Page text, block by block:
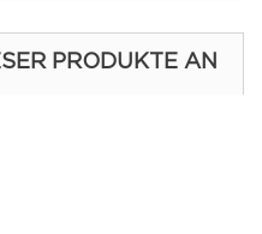
PRODUKTE AN